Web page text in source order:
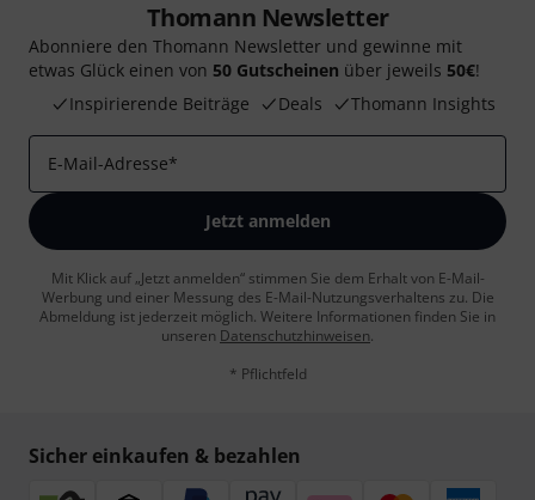
Thomann Newsletter
Abonniere den Thomann Newsletter und gewinne mit
etwas Glück einen von 50 Gutscheinen über jeweils 50€!
Inspirierende Beiträge
Deals Thomann Insights
E-Mail-Adresse*
Jetzt anmelden
Mit Klick auf „Jetzt anmelden“ stimmen Sie dem Erhalt von E-Mail-
Werbung und einer Messung des E-Mail-Nutzungsverhaltens zu. Die
Abmeldung ist jederzeit möglich. Weitere Informationen finden Sie in
unseren Datenschutzhinweisen.
* Pflichtfeld
Sicher einkaufen & bezahlen